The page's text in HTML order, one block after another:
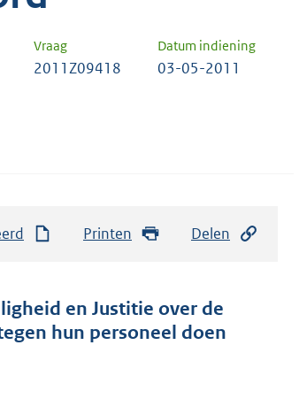
Vraag Datum indiening
2011Z09418 03-05-2011
Printen Delen
en Justitie over de
hun personeel doen